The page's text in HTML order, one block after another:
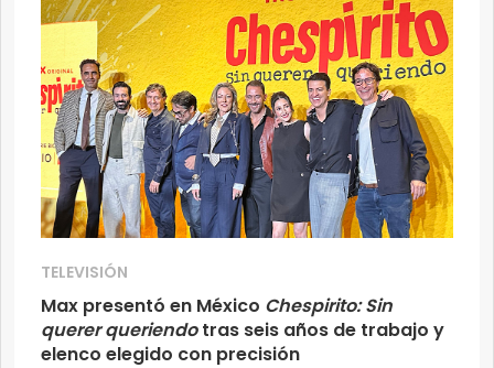
TELEVISIÓN
Max presentó en México Chespirito: Sin
querer queriendotras seis años de trabajo y
elenco elegido con precisión